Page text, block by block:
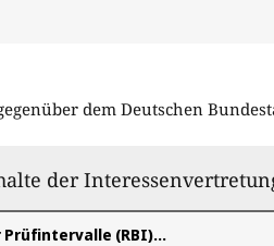
dem Deutschen
der
/ Anpassung BetrSichV und ÜAnlG